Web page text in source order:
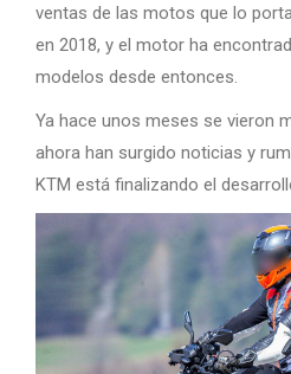
ventas de las motos que lo
en 2018, y el motor ha
modelos desde entonces.
Ya hace unos meses se vieron
ahora han surgido noticias y
KTM está finalizando el